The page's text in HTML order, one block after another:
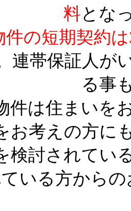
料とな
件の短期契約
連帯保証人が
る事
件は住まいを
お考えの方に
検討されてい
いる方から